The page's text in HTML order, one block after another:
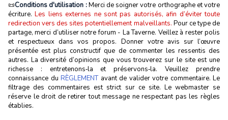
📜Conditions d'utilisation :Merci de soigner votre orthographe et votre
écriture.Les liens externes ne sont pas autorisés, afin d’éviter toute
redirection vers des sites potentiellement malveillants. Pour ce type de
partage, merci d’utiliser notre forum - La Taverne. Veillez à rester polis
et respectueux dans vos propos. Donner votre avis sur l’œuvre
présentée est plus constructif que de commenter les ressentis des
autres. La diversité d’opinions que vous trouverez sur le site est une
richesse : entretenons‑la et préservons‑la. Veuillez prendre
connaissance du RÈGLEMENTavant de valider votre commentaire. Le
filtrage des commentaires est strict sur ce site. Le webmaster se
réserve le droit de retirer tout message ne respectant pas les règles
établies.